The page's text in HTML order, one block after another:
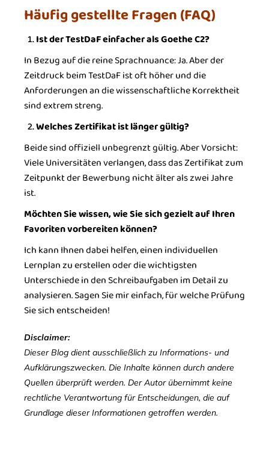
Häufig gestellte Fragen (FAQ)
Ist der TestDaF einfacher als Goethe C2?
In Bezug auf die reine Sprachnuance: Ja. Aber der
Zeitdruck beim TestDaF ist oft höher und die
Anforderungen an die wissenschaftliche Korrektheit
sind extrem streng.
Welches Zertifikat ist länger gültig?
Beide sind offiziell unbegrenzt gültig. Aber Vorsicht:
Viele Universitäten verlangen, dass das Zertifikat zum
Zeitpunkt der Bewerbung nicht älter als zwei Jahre
ist.
Möchten Sie wissen, wie Sie sich gezielt auf Ihren
Favoriten vorbereiten können?
Ich kann Ihnen dabei helfen, einen individuellen
Lernplan zu erstellen oder die wichtigsten
Unterschiede in den Schreibaufgaben im Detail zu
analysieren. Sagen Sie mir einfach, für welche Prüfung
Sie sich entscheiden!
Disclaimer:
Dieser Blog dient ausschließlich zu Informations- und
Aufklärungszwecken. Die Inhalte können durch andere
Quellen überprüft werden. Der Autor übernimmt keine
rechtliche Verantwortung für Entscheidungen, die auf
Grundlage dieser Informationen getroffen werden.